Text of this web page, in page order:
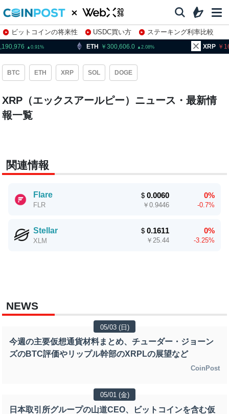
ビットコインの将来性 USDC買い方
ステーキング利率比較
株特集・関連銘柄
0.91 ETH 300,606.0 2.08 XRP
BTC ETH XRP SOL DOGE
XRP（エックスアールピー）ニュース・最新情
報一覧
関連情報
Flare
FLR
＄0.0060
￥ 0.9446
0%
-0.7%
Stellar
XLM
＄0.1611
￥ 25.44
0%
-3.25%
NEWS
05/03 (日)
今週の主要仮想通貨材料まとめ、チューダー・ジョーン
ズのBTC評価やリップル幹部のXRPLの展望など
CoinPost
05/01 (金)
日本取引所グループの山道CEO、ビットコインを含む仮